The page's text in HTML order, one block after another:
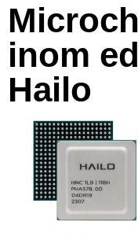
inom
Hailo